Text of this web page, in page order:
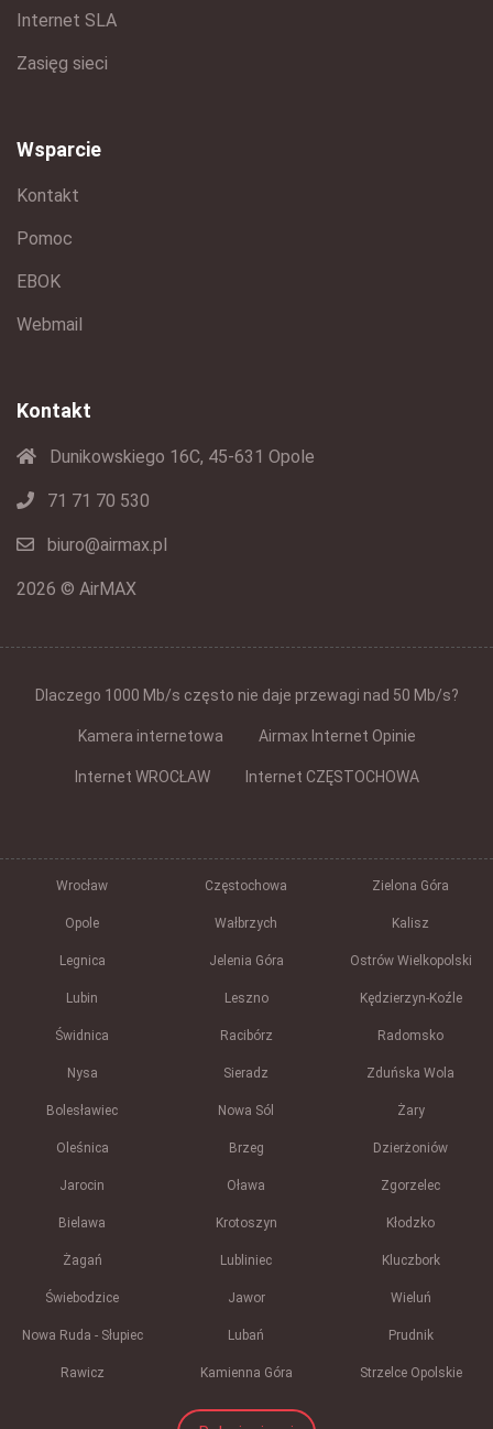
Internet SLA
Zasięg sieci
Wsparcie
Kontakt
Pomoc
EBOK
Webmail
Kontakt
Dunikowskiego 16C, 45-631 Opole
71 71 70 530
biuro@airmax.pl
2026 © AirMAX
Dlaczego 1000 Mb/s często nie daje przewagi nad 50 Mb/s?
Kamera internetowa Airmax Internet Opinie
Internet WROCŁAW Internet CZĘSTOCHOWA
Wrocław Częstochowa Zielona Góra
Opole Wałbrzych Kalisz
Legnica Jelenia Góra Ostrów Wielkopolski
Lubin Leszno Kędzierzyn-Koźle
Świdnica Racibórz Radomsko
Nysa Sieradz Zduńska Wola
Bolesławiec Nowa Sól Żary
Oleśnica Brzeg Dzierżoniów
Jarocin Oława Zgorzelec
Bielawa Krotoszyn Kłodzko
Żagań Lubliniec Kluczbork
Świebodzice Jawor Wieluń
Nowa Ruda - Słupiec Lubań Prudnik
Rawicz Kamienna Góra Strzelce Opolskie